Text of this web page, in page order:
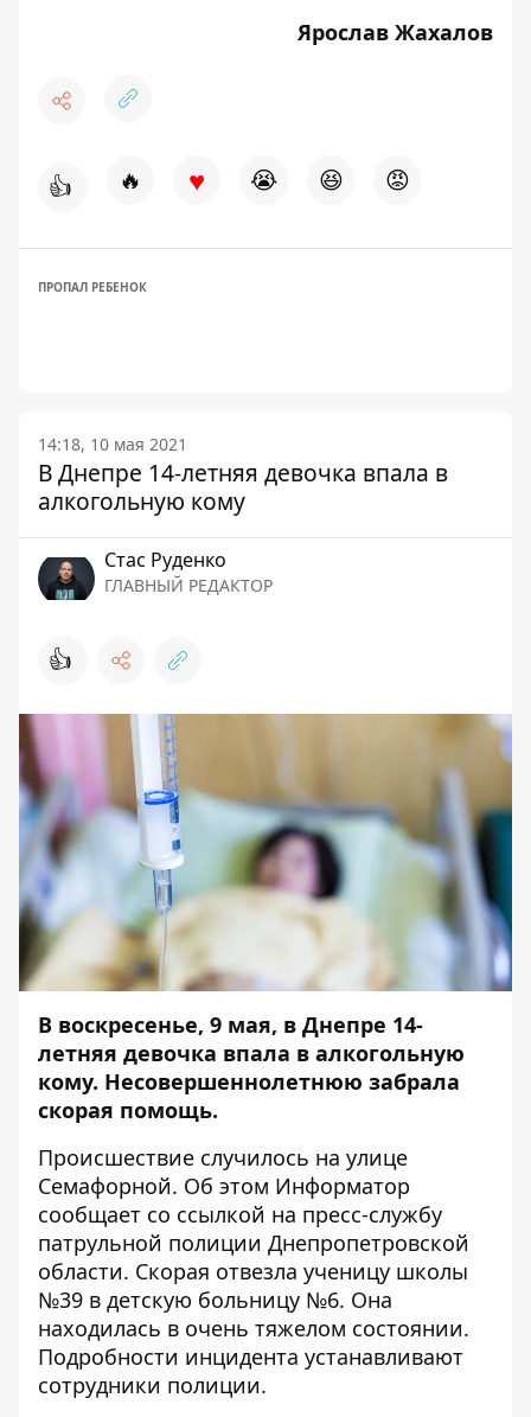
Ярослав Жахалов
👍 🔥 ♥ 😭 😆 😡
ПРОПАЛ РЕБЕНОК
14:18, 10 мая 2021
В Днепре 14-летняя девочка впала в
алкогольную кому
Стаc Руденко
ГЛАВНЫЙ РЕДАКТОР
👍
В воскресенье, 9 мая, в Днепре 14-
летняя девочка впала в алкогольную
кому. Несовершеннолетнюю забрала
скорая помощь.
Происшествие случилось на улице
Семафорной. Об этом Информатор
сообщает со ссылкой на пресс-службу
патрульной полиции Днепропетровской
области. Скорая отвезла ученицу школы
№39 в детскую больницу №6. Она
находилась в очень тяжелом состоянии.
Подробности инцидента устанавливают
сотрудники полиции.